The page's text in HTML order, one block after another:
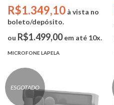
de microfone sem fio para 2
pessoas (Camera RX +
LIGHTNING RX + USB-C RX)
R$1.349,10 à vista no
boleto/depósito.
ou R$1.499,00em até 10x.
MICROFONE LAPELA
ESGOTADO